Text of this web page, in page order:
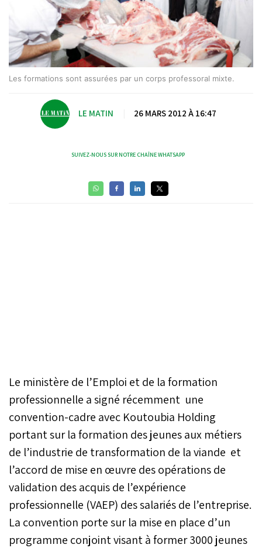
Les formations sont assurées par un corps professoral mixte.
LE MATIN 26 MARS 2012 À 16:47
SUIVEZ-NOUS SUR NOTRE CHAÎNE WHATSAPP
Le ministère de l’Emploi et de la formation
professionnelle a signé récemment une
convention-cadre avec Koutoubia Holding
portant sur la formation des jeunes aux métiers
de l’industrie de transformation de la viande et
l’accord de mise en œuvre des opérations de
validation des acquis de l’expérience
professionnelle (VAEP) des salariés de l’entreprise.
La convention porte sur la mise en place d’un
programme conjoint visant à former 3000 jeunes